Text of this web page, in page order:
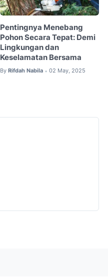
Pentingnya Menebang
Pohon Secara Tepat: Demi
Lingkungan dan
Keselamatan Bersama
By Rifdah Nabila • 02 May, 2025